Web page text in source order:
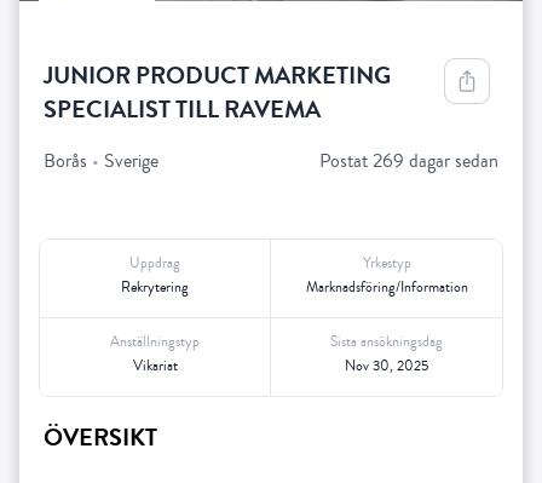
JUNIOR PRODUCT MARKETING
SPECIALIST TILL RAVEMA
Borås • Sverige Postat 269 dagar sedan
Rekrytering
Uppdrag
Marknadsföring/Information
Yrkestyp
Vikariat
Anställningstyp
Nov 30, 2025
Sista ansökningsdag
ÖVERSIKT